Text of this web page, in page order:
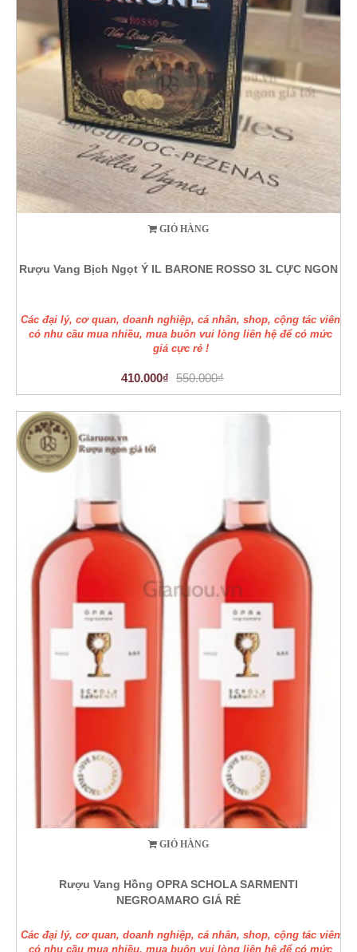
GIỎ HÀNG
Rượu Vang Bịch Ngọt Ý IL BARONE ROSSO 3L CỰC NGON
Các đại lý, cơ quan, doanh nghiệp, cá nhân, shop, cộng tác viên
có nhu cầu mua nhiều, mua buôn vui lòng liên hệ để có mức
giá cực rẻ !
410.000₫ 550.000₫
GIỎ HÀNG
Rượu Vang Hồng OPRA SCHOLA SARMENTI
NEGROAMARO GIÁ RẺ
Các đại lý, cơ quan, doanh nghiệp, cá nhân, shop, cộng tác viên
có nhu cầu mua nhiều, mua buôn vui lòng liên hệ để có mức